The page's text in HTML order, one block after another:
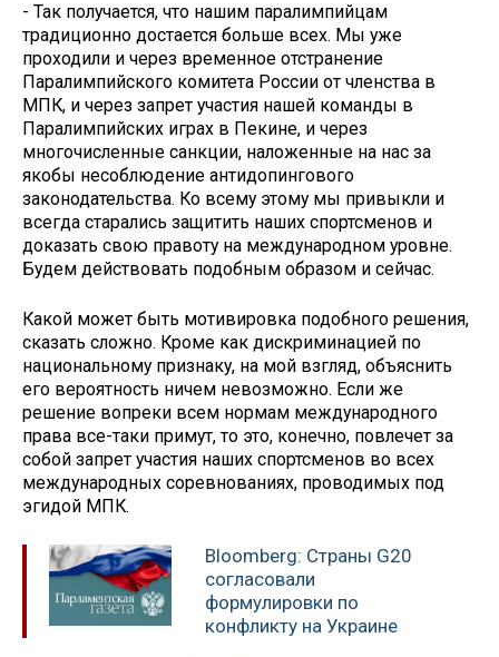
- Так получается, что нашим паралимпийцам
традиционно достается больше всех. Мы уже
проходили и через временное отстранение
Паралимпийского комитета России от членства в
МПК, и через запрет участия нашей команды в
Паралимпийских играх в Пекине, и через
многочисленные санкции, наложенные на нас за
якобы несоблюдение антидопингового
законодательства. Ко всему этому мы привыкли и
всегда старались защитить наших спортсменов и
доказать свою правоту на международном уровне.
Будем действовать подобным образом и сейчас.
Какой может быть мотивировка подобного решения,
сказать сложно. Кроме как дискриминацией по
национальному признаку, на мой взгляд, объяснить
его вероятность ничем невозможно. Если же
решение вопреки всем нормам международного
права все-таки примут, то это, конечно, повлечет за
собой запрет участия наших спортсменов во всех
международных соревнованиях, проводимых под
эгидой МПК.
Bloomberg: Страны G20
согласовали
формулировки по
конфликту на Украине